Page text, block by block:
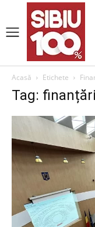
Acasă Etichete
Tag: